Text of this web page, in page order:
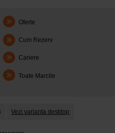
Oferte
Cum Rezerv
Cariere
Toate Marcile
Vezi varianta desktop